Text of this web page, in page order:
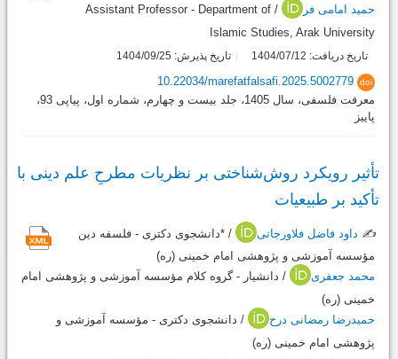
حمید امامی فر
/ Assistant Professor - Department of
Islamic Studies, Arak University
تاریخ دریافت: 1404/07/12 تاریخ پذیرش: 1404/09/25
doi
10.22034/marefatfalsafi.2025.5002779
معرفت فلسفی، سال 1405، جلد بیست و چهارم، شماره اول، پیاپی 93،
پاییز
تأثیر رویکرد روش‌شناختی بر نظریات مطرحِ علم دینی با
تأکید بر طبیعیات
✍️ داود فاضل فلاورجانی
/ *دانشجوی دکتری - فلسفه دین
مؤسسه آموزشی و پژوهشی امام خمینی (ره)
محمد جعفری
/ دانشیار - گروه کلام مؤسسه آموزشی و پژوهشی امام
خمینی (ره)
حمیدرضا رمضانی درح
/ دانشجوی دکتری - مؤسسه آموزشی و
پژوهشی امام خمینی (ره)